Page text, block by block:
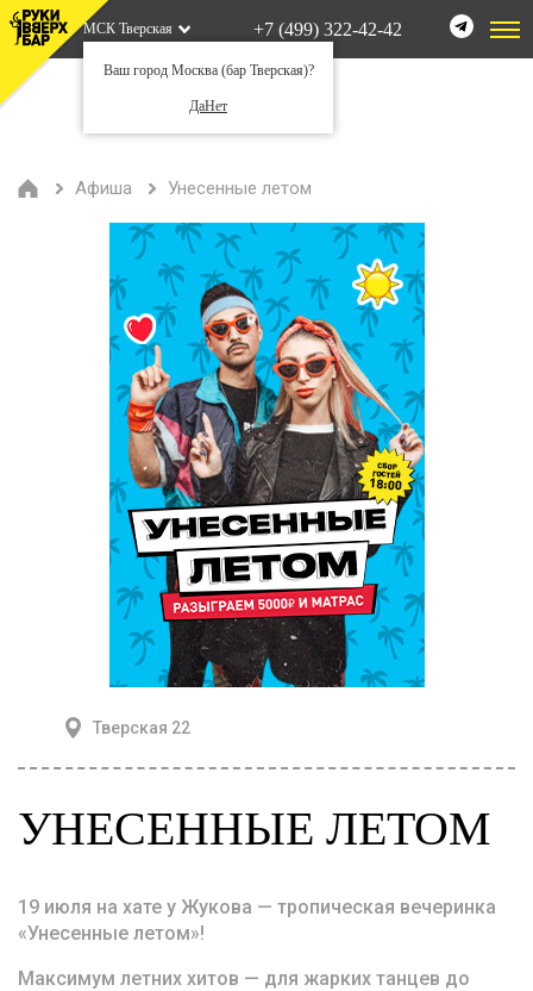
МСК Тверская
Ваш город Москва (бар Тверская)?
ДаНет
+7 (499) 322-42-42
Афиша Унесенные летом
Тверская 22
УНЕСЕННЫЕ ЛЕТОМ
19 июля на хате у Жукова — тропическая вечеринка
«Унесенные летом»!
Максимум летних хитов — для жарких танцев до